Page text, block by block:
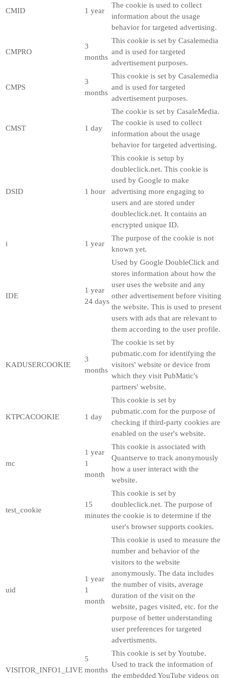
CMID 1 year
The cookie is used to collect
information about the usage
behavior for targeted advertising.
CMPRO
3
months
This cookie is set by Casalemedia
and is used for targeted
advertisement purposes.
CMPS
3
months
This cookie is set by Casalemedia
and is used for targeted
advertisement purposes.
CMST 1 day
The cookie is set by CasaleMedia.
The cookie is used to collect
information about the usage
behavior for targeted advertising.
DSID 1 hour
This cookie is setup by
doubleclick.net. This cookie is
used by Google to make
advertising more engaging to
users and are stored under
doubleclick.net. It contains an
encrypted unique ID.
i 1 year
The purpose of the cookie is not
known yet.
IDE
1 year
24 days
Used by Google DoubleClick and
stores information about how the
user uses the website and any
other advertisement before visiting
the website. This is used to present
users with ads that are relevant to
them according to the user profile.
KADUSERCOOKIE
3
months
The cookie is set by
pubmatic.com for identifying the
visitors' website or device from
which they visit PubMatic's
partners' website.
KTPCACOOKIE 1 day
This cookie is set by
pubmatic.com for the purpose of
checking if third-party cookies are
enabled on the user's website.
mc
1 year
1
month
This cookie is associated with
Quantserve to track anonymously
how a user interact with the
website.
test_cookie
15
minutes
This cookie is set by
doubleclick.net. The purpose of
the cookie is to determine if the
user's browser supports cookies.
uid
1 year
1
month
This cookie is used to measure the
number and behavior of the
visitors to the website
anonymously. The data includes
the number of visits, average
duration of the visit on the
website, pages visited, etc. for the
purpose of better understanding
user preferences for targeted
advertisments.
VISITOR_INFO1_LIVE
5
months
This cookie is set by Youtube.
Used to track the information of
the embedded YouTube videos on